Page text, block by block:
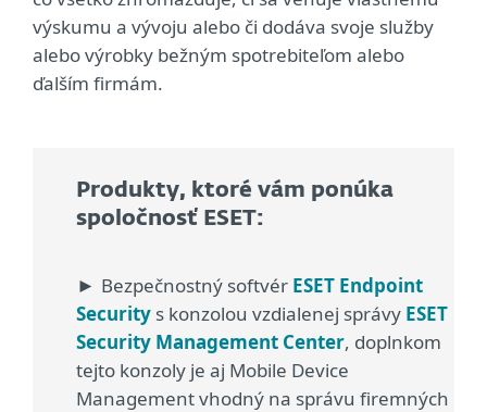
výskumu a vývoju alebo či dodáva svoje služby
alebo výrobky bežným spotrebiteľom alebo
ďalším firmám.
Produkty, ktoré vám ponúka
spoločnosť ESET:
► Bezpečnostný softvér ESET Endpoint
Security s konzolou vzdialenej správy ESET
Security Management Center, doplnkom
tejto konzoly je aj Mobile Device
Management vhodný na správu firemných